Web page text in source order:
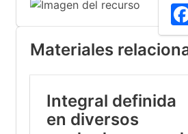
Materiales
Integral definida
en diversos